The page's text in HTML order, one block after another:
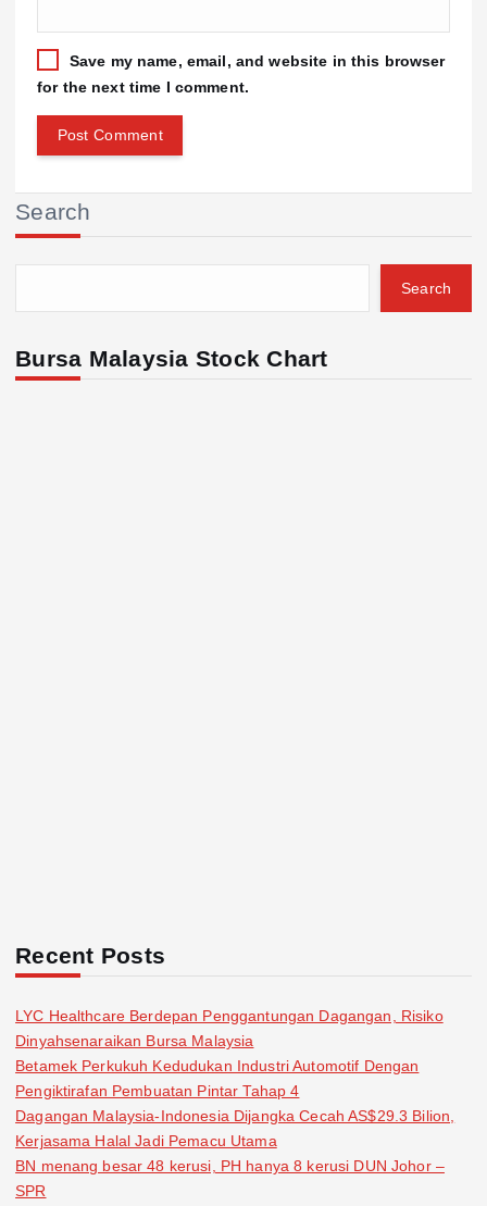
Save my name, email, and website in this browser
for the next time I comment.
Search
Search
Bursa Malaysia Stock Chart
Recent Posts
LYC Healthcare Berdepan Penggantungan Dagangan, Risiko
Dinyahsenaraikan Bursa Malaysia
Betamek Perkukuh Kedudukan Industri Automotif Dengan
Pengiktirafan Pembuatan Pintar Tahap 4
Dagangan Malaysia-Indonesia Dijangka Cecah AS$29.3 Bilion,
Kerjasama Halal Jadi Pemacu Utama
BN menang besar 48 kerusi, PH hanya 8 kerusi DUN Johor –
SPR